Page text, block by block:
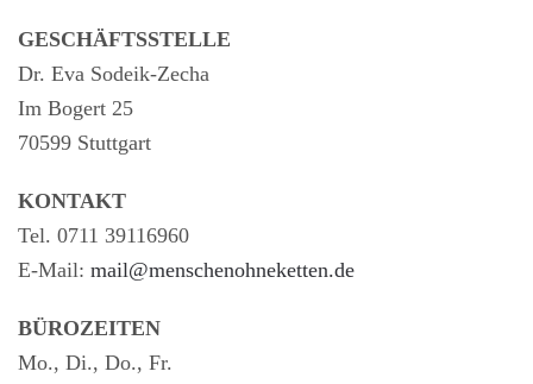
GESCHÄFTSSTELLE
Dr. Eva Sodeik-Zecha
Im Bogert 25
70599 Stuttgart
KONTAKT
Tel. 0711 39116960
E-Mail: mail@menschenohneketten.de
BÜROZEITEN
Mo., Di., Do., Fr.